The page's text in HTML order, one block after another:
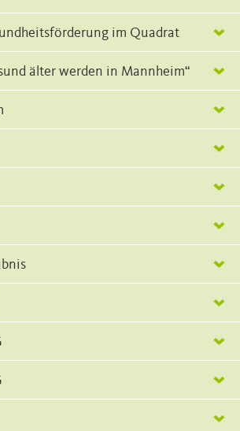
im Quadrat
älter werden in Mannheim“